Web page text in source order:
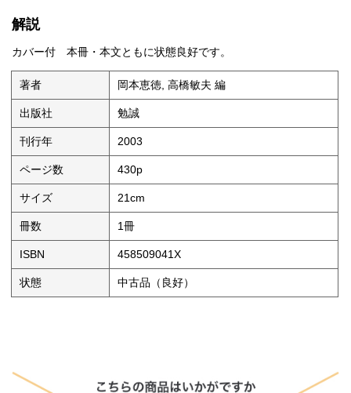
解説
カバー付 本冊・本文ともに状態良好です。
著者 岡本恵徳, 高橋敏夫 編
出版社 勉誠
刊行年 2003
ページ数 430p
サイズ 21cm
冊数 1冊
ISBN 458509041X
状態 中古品（良好）